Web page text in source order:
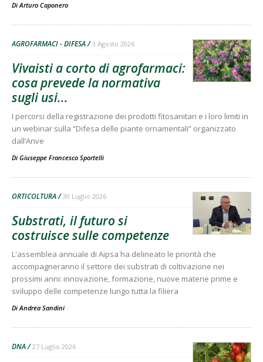
DiArturo Caponero
AGROFARMACI - DIFESA 3 Agosto 2026
Vivaisti a corto di agrofarmaci:
cosa prevede la normativa
sugli usi...
I percorsi della registrazione dei prodotti fitosanitari e i loro limiti in
un webinar sulla “Difesa delle piante ornamentali” organizzato
dall’Anve
Di Giuseppe Francesco Sportelli
ORTICOLTURA 30 Luglio 2026
Substrati, il futuro si
costruisce sulle competenze
L'assemblea annuale di Aipsa ha delineato le priorità che
accompagneranno il settore dei substrati di coltivazione nei
prossimi anni: innovazione, formazione, nuove materie prime e
sviluppo delle competenze lungo tutta la filiera
Di Andrea Sandini -
DNA 27 Luglio 2026